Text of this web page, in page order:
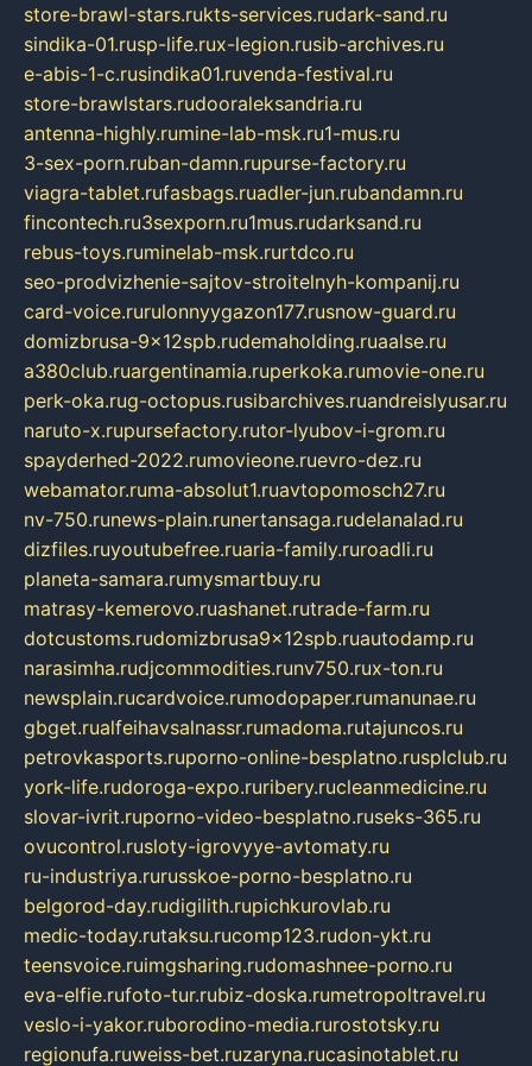
store-brawl-stars.rukts-services.rudark-sand.ru
sindika-01.rusp-life.rux-legion.rusib-archives.ru
e-abis-1-c.rusindika01.ruvenda-festival.ru
store-brawlstars.rudooraleksandria.ru
antenna-highly.rumine-lab-msk.ru1-mus.ru
3-sex-porn.ruban-damn.rupurse-factory.ru
viagra-tablet.rufasbags.ruadler-jun.rubandamn.ru
fincontech.ru3sexporn.ru1mus.rudarksand.ru
rebus-toys.ruminelab-msk.rurtdco.ru
seo-prodvizhenie-sajtov-stroitelnyh-kompanij.ru
card-voice.rurulonnyygazon177.rusnow-guard.ru
domizbrusa-9x12spb.rudemaholding.ruaalse.ru
a380club.ruargentinamia.ruperkoka.rumovie-one.ru
perk-oka.rug-octopus.rusibarchives.ruandreislyusar.ru
naruto-x.rupursefactory.rutor-lyubov-i-grom.ru
spayderhed-2022.rumovieone.ruevro-dez.ru
webamator.ruma-absolut1.ruavtopomosch27.ru
nv-750.runews-plain.runertansaga.rudelanalad.ru
dizfiles.ruyoutubefree.ruaria-family.ruroadli.ru
planeta-samara.rumysmartbuy.ru
matrasy-kemerovo.ruashanet.rutrade-farm.ru
dotcustoms.rudomizbrusa9x12spb.ruautodamp.ru
narasimha.rudjcommodities.runv750.rux-ton.ru
newsplain.rucardvoice.rumodopaper.rumanunae.ru
gbget.rualfeihavsalnassr.rumadoma.rutajuncos.ru
petrovkasports.ruporno-online-besplatno.rusplclub.ru
york-life.rudoroga-expo.ruribery.rucleanmedicine.ru
slovar-ivrit.ruporno-video-besplatno.ruseks-365.ru
ovucontrol.rusloty-igrovyye-avtomaty.ru
ru-industriya.rurusskoe-porno-besplatno.ru
belgorod-day.rudigilith.rupichkurovlab.ru
medic-today.rutaksu.rucomp123.rudon-ykt.ru
teensvoice.ruimgsharing.rudomashnee-porno.ru
eva-elfie.rufoto-tur.rubiz-doska.rumetropoltravel.ru
veslo-i-yakor.ruborodino-media.rurostotsky.ru
regionufa.ruweiss-bet.ruzaryna.rucasinotablet.ru